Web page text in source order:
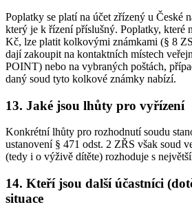
Poplatky se platí na účet zřízený u České
který je k řízení příslušný. Poplatky, které
Kč, lze platit kolkovými známkami (§ 8
dají zakoupit na kontaktních místech
POINT) nebo na vybraných poštách,
daný soud tyto kolkové známky nabízí.
13. Jaké jsou lhůty pro vyřízení
Konkrétní lhůty pro rozhodnutí soudu
ustanovení § 471 odst. 2 ZŘS však soud
(tedy i o výživě dítěte) rozhoduje s
14. Kteří jsou další účastníci
situace